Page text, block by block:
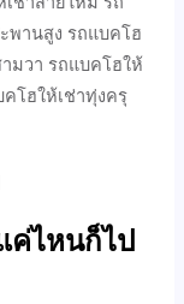
พานสูง รถแบคโฮ
มวา รถแบคโฮให้
โฮให้เช่าทุ่งครุ
ค่ไหนก็ไป